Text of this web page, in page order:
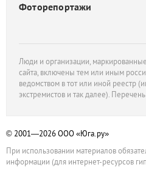
Фоторепортажи
Люди и организации,
сайта, включены тем или иным
ведомством в тот или иной реестр
экстремистов и так далее).
© 2001—2026ООО «Юга.ру»
При использовании материалов
информации (для интернет-ресурсов